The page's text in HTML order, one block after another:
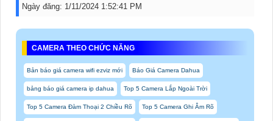
Ngày đăng: 1/11/2024 1:52:41 PM
CAMERA THEO CHỨC NĂNG
Bản báo giá camera wifi ezviz mới Báo Giá Camera Dahua
bảng báo giá camera ip dahua Top 5 Camera Lắp Ngoài Trời
Top 5 Camera Đàm Thoại 2 Chiều Rõ Top 5 Camera Ghi Âm Rõ